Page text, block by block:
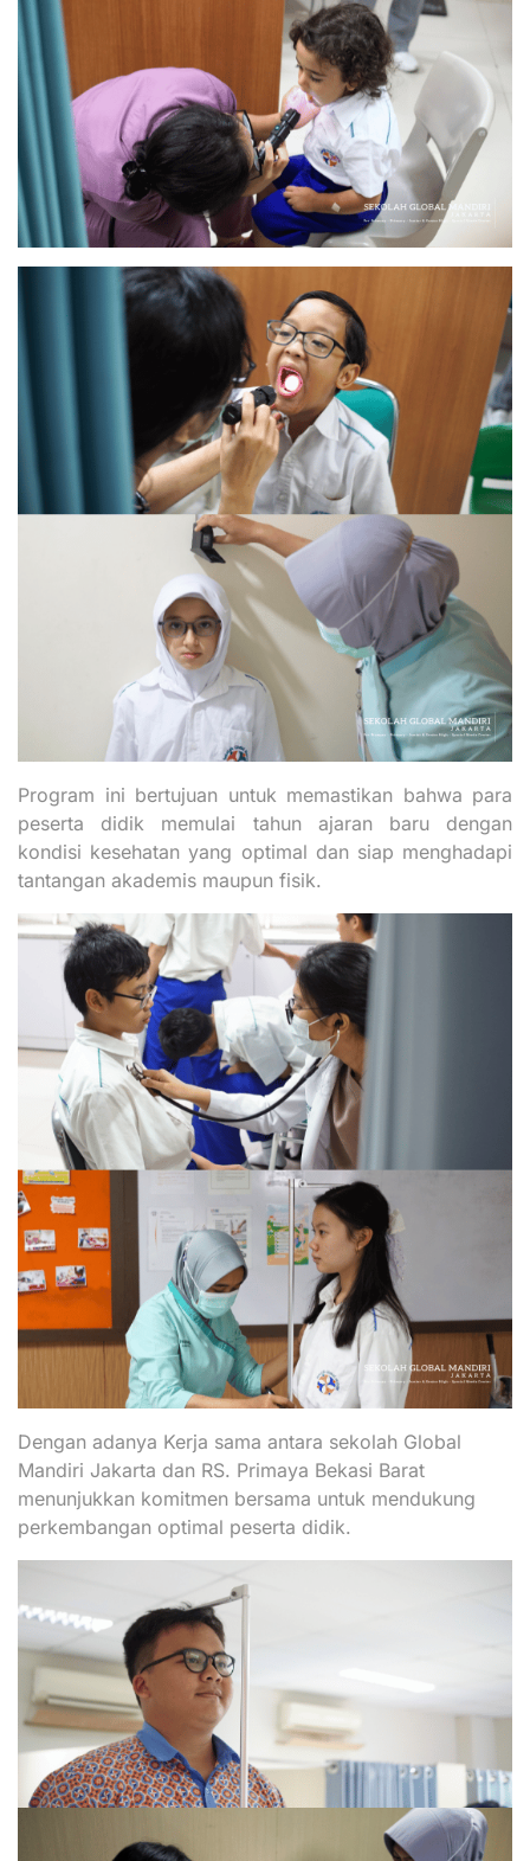
Program ini bertujuan untuk memastikan bahwa para
peserta didik memulai tahun ajaran baru dengan
kondisi kesehatan yang optimal dan siap menghadapi
tantangan akademis maupun fisik.
Dengan adanya Kerja sama antara sekolah Global
Mandiri Jakarta dan RS. Primaya Bekasi Barat
menunjukkan komitmen bersama untuk mendukung
perkembangan optimal peserta didik.